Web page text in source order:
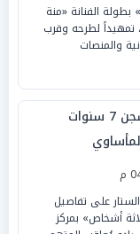
الفنانة «منة
تمهيداً لطرحه وقرب
والمنصات
القضاء يحسم القضية.. السجن 7 سنوات
على تفاصيل
أشخاص» بمركز